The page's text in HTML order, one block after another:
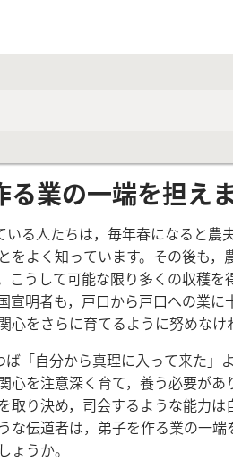
る業の一端を担え
いる人たちは，毎年春になると農
をよく知っています。その後も
こうして可能な限り多くの収穫を
宣明者も，戸口から戸口への業に
心をさらに育てるように努めなけ
ば「自分から真理に入って来た」
心を注意深く育て，養う必要が
取り決め，司会するような能力は
な伝道者は，弟子を作る業の一
ょうか。